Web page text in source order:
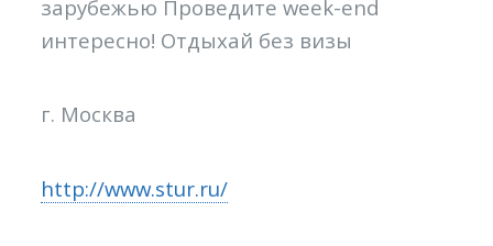
зарубежью Проведите week-end
интересно! Отдыхай без визы
г. Москва
http://www.stur.ru/